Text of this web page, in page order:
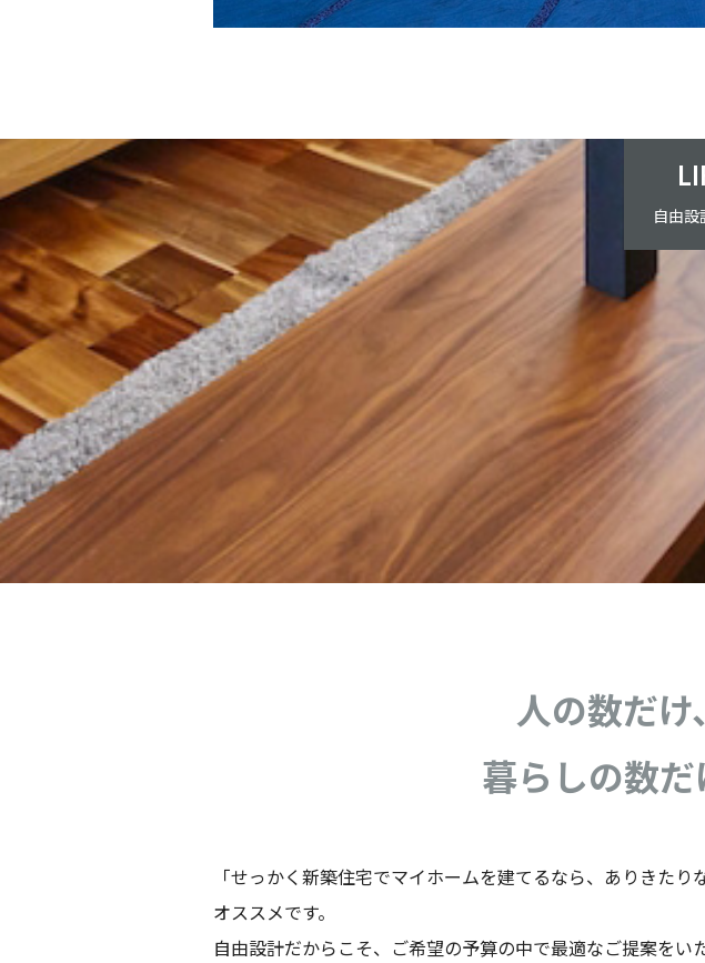
自由
人の数だけ
暮らしの数だ
「せっかく新築住宅でマイホームを建てるなら、ありきた
オススメです。
自由設計だからこそ、ご希望の予算の中で最適なご提案を